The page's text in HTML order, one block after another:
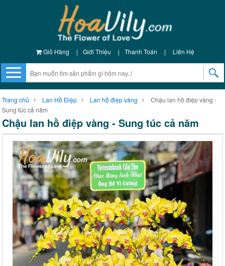
Giỏ Hàng | Giới Thiệu | Thanh Toán | Liên Hệ
Trang chủ Lan Hồ Điệp Lan hồ điệp vàng
Chậu lan hồ điệp vàng -
Sung túc cả năm
Chậu lan hồ điệp vàng - Sung túc cả năm